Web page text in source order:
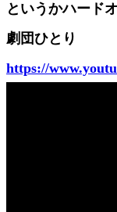
というかハード
劇団ひとり
https://